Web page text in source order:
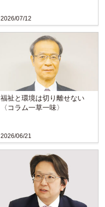
2026/07/12
2026/06/21
福祉と環境は切り離せない
〈コラム一草一味〉